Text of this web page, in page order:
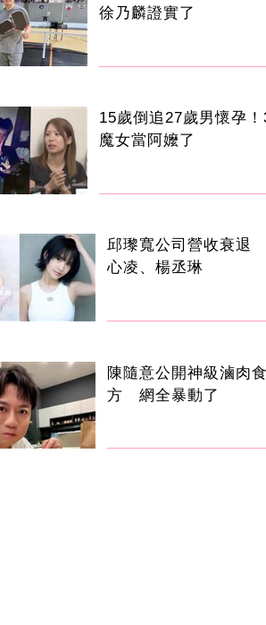
徐乃麟證實了
15歲倒追27歲男懷孕
魔女當阿嬤了
邱瓈寬公司營收衰退
心凌、楊丞琳
陳隨意公開神級滷肉
方 網全暴動了